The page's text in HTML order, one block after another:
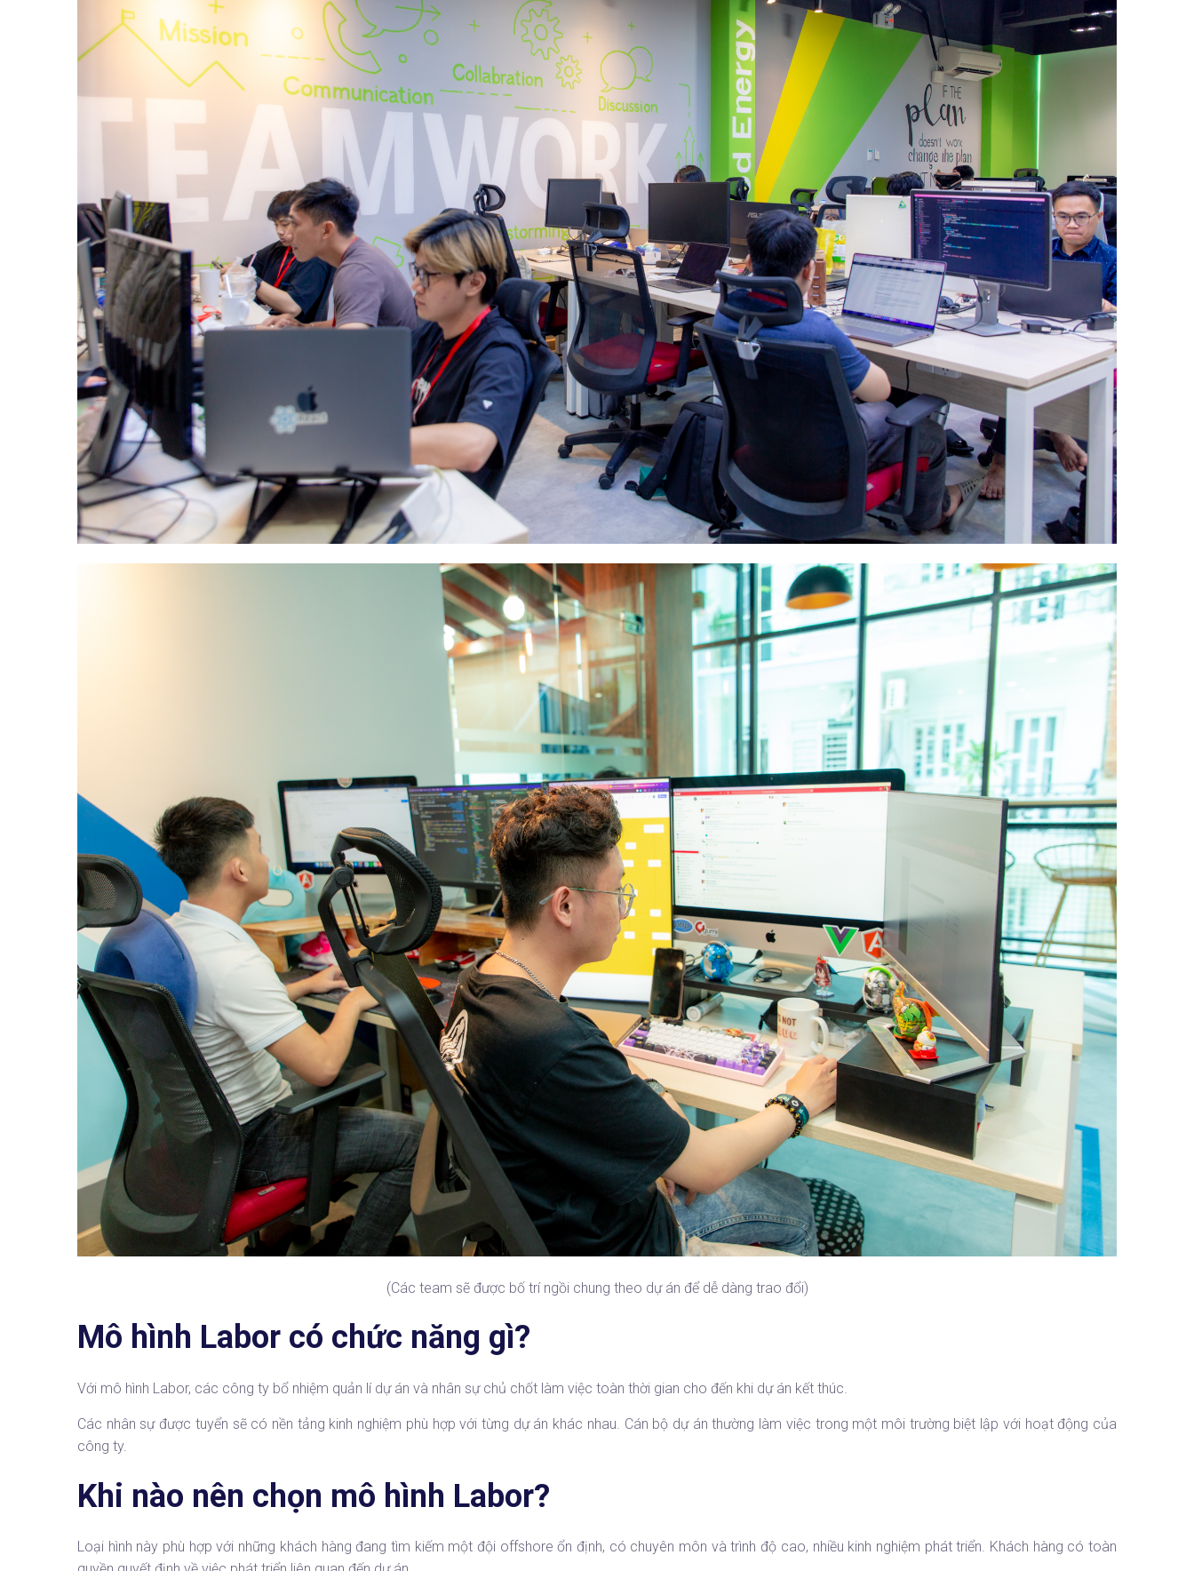
(Các team sẽ được bố trí ngồi chung theo dự án để dễ dàng trao đổi)
Mô hình Labor có chức năng gì?
Với mô hình Labor, các công ty bổ nhiệm quản lí dự án và nhân sự chủ chốt làm việc toàn thời gian cho đến khi dự án kết thúc.
Các nhân sự được tuyển sẽ có nền tảng kinh nghiệm phù hợp với từng dự án khác nhau. Cán bộ dự án thường làm việc trong một môi trường biệt lập với hoạt động của
công ty.
Khi nào nên chọn mô hình Labor?
Loại hình này phù hợp với những khách hàng đang tìm kiếm một đội offshore ổn định, có chuyên môn và trình độ cao, nhiều kinh nghiệm phát triển. Khách hàng có toàn